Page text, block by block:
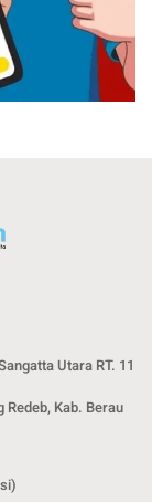
Utara RT. 11
Kab. Berau